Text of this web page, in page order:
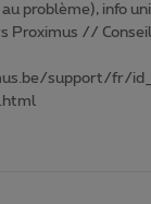
problème), info
Proximus // Conseil
support/fr/